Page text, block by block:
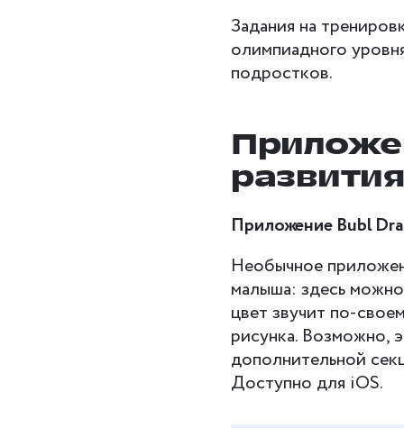
Задания на
олимпиадного
подростков.
развития
Приложение Bubl
Необычное
малыша: здесь
цвет звучит по-
рисунка. Возможно,
дополнительной
Доступно для iOS.